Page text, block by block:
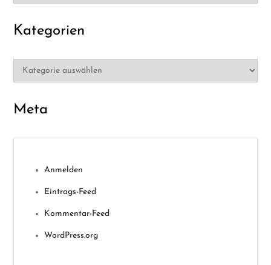
Kategorien
Kategorien
Meta
Anmelden
Eintrags-Feed
Kommentar-Feed
WordPress.org